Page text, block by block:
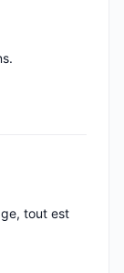
tout est